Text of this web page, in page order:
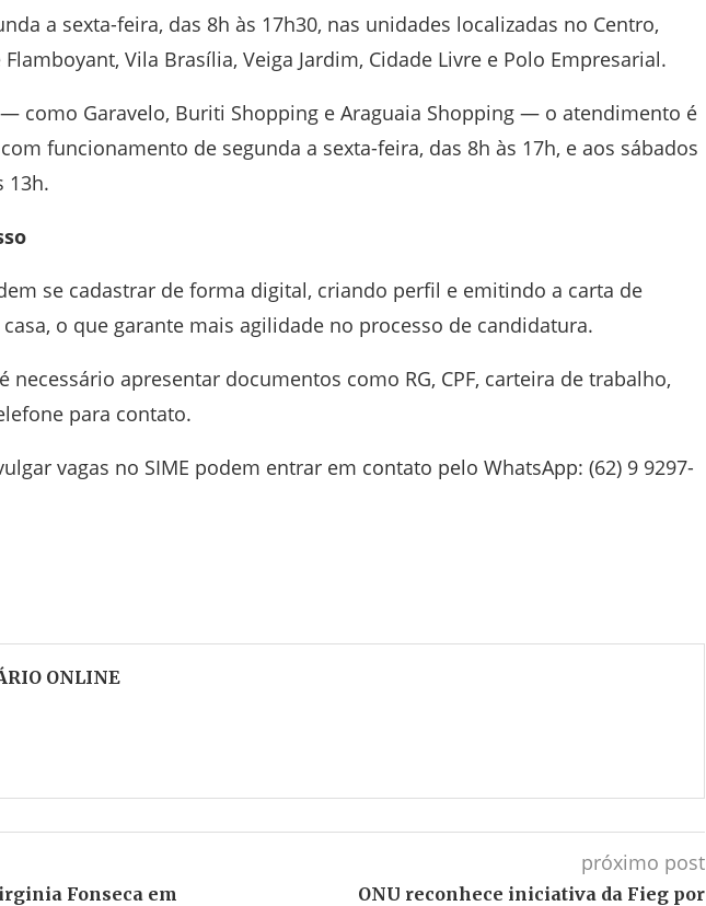
a sexta-feira, das 8h às 17h30, nas unidades localizadas no Centro,
Vila Brasília, Veiga Jardim, Cidade Livre e Polo Empresarial.
como Garavelo, Buriti Shopping e Araguaia Shopping — o atendimento é
funcionamento de segunda a sexta-feira, das 8h às 17h, e aos sábados
13h.
se cadastrar de forma digital, criando perfil e emitindo a carta de
o que garante mais agilidade no processo de candidatura.
necessário apresentar documentos como RG, CPF, carteira de trabalho,
para contato.
vagas no SIME podem entrar em contato pelo WhatsApp: (62) 9 9297-
ONLINE
Fonseca em
próximo post
ONU reconhece iniciativa da Fieg por